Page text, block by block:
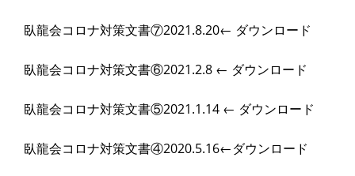
臥龍会コロナ対策文書⑦2021.8.20← ダウンロード
臥龍会コロナ対策文書⑥2021.2.8 ← ダウンロード
臥龍会コロナ対策文書⑤2021.1.14 ← ダウンロード
臥龍会コロナ対策文書④2020.5.16←ダウンロード